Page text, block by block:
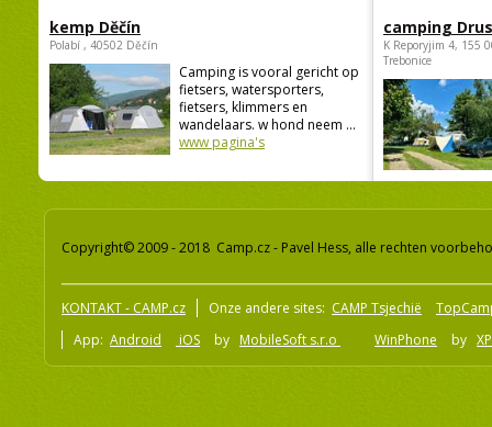
kemp Děčín
Polabí , 40502 Děčín
Camping is vooral gericht op
fietsers, watersporters,
fietsers, klimmers en
wandelaars. w hond neem ...
www pagina's
camping
K Reporyjim 4, 155
Trebonice
Copyright© 2009 - 2018 Camp.cz - Pavel Hess, alle rechten
KONTAKT - CAMP.cz Onze andere sites: CAMP Tsjechië
App: Android iOS by MobileSoft s.r.o WinPhone by